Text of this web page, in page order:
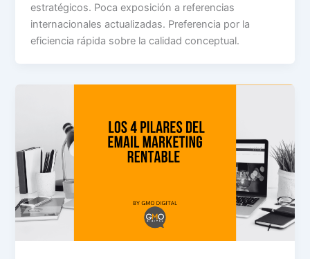
estratégicos. Poca exposición a referencias
internacionales actualizadas. Preferencia por la
eficiencia rápida sobre la calidad conceptual.